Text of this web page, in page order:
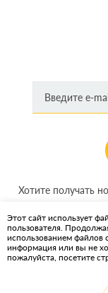
Хотите получать
Этот сайт использует
пользователя.
использованием файлов
информация или вы не
пожалуйста, посетите